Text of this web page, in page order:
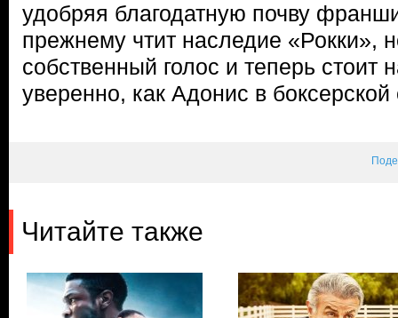
удобряя благодатную почву
прежнему чтит наследие «Рокки»,
собственный голос и теперь стоит
уверенно, как Адонис в боксерской
Читайте также